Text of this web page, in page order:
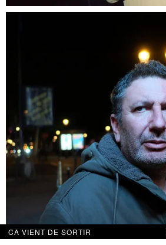
CA VIENT DE SORTIR